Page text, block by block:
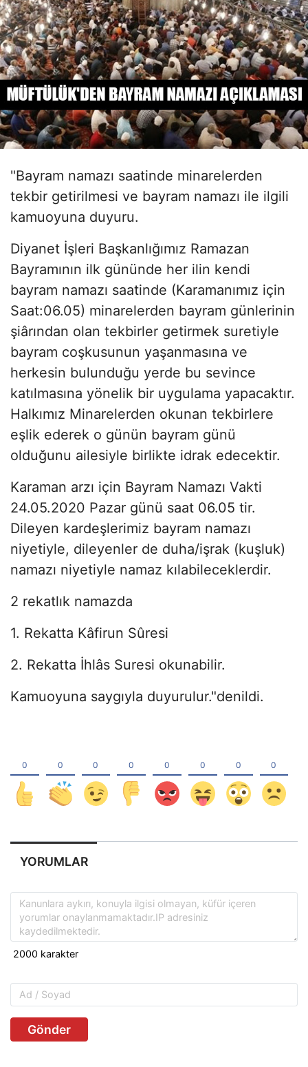
"Bayram namazı saatinde minarelerden
tekbir getirilmesi ve bayram namazı ile ilgili
kamuoyuna duyuru.
Diyanet İşleri Başkanlığımız Ramazan
Bayramının ilk gününde her ilin kendi
bayram namazı saatinde (Karamanımız için
Saat:06.05) minarelerden bayram günlerinin
şiârından olan tekbirler getirmek suretiyle
bayram coşkusunun yaşanmasına ve
herkesin bulunduğu yerde bu sevince
katılmasına yönelik bir uygulama yapacaktır.
Halkımız Minarelerden okunan tekbirlere
eşlik ederek o günün bayram günü
olduğunu ailesiyle birlikte idrak edecektir.
Karaman arzı için Bayram Namazı Vakti
24.05.2020 Pazar günü saat 06.05 tir.
Dileyen kardeşlerimiz bayram namazı
niyetiyle, dileyenler de duha/işrak (kuşluk)
namazı niyetiyle namaz kılabileceklerdir.
2 rekatlık namazda
1. Rekatta Kâfirun Sûresi
2. Rekatta İhlâs Suresi okunabilir.
Kamuoyuna saygıyla duyurulur."denildi.
YORUMLAR
Gönder